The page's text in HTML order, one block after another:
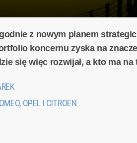
z nowym planem
koncernu zyska na
się więc rozwijał, a kto ma
OPEL I CITROEN